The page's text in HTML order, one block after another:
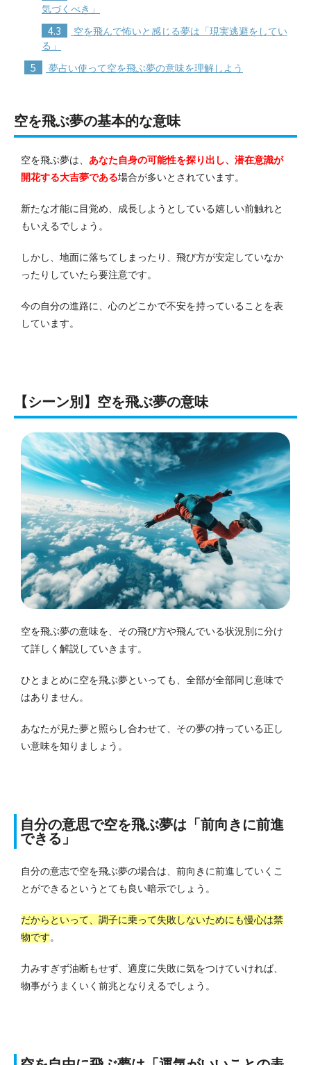
気づくべき」
4.3
空を飛んで怖いと感じる夢は「現実逃避をしてい
る」
5 夢占い使って空を飛ぶ夢の意味を理解しよう
空を飛ぶ夢の基本的な意味
空を飛ぶ夢は、 あなた自身の可能性を探り出し、潜在意識が
開花する大吉夢である場合が多いとされています。
新たな才能に目覚め、成長しようとしている嬉しい前触れと
もいえるでしょう。
しかし、地面に落ちてしまったり、飛び方が安定していなか
ったりしていたら要注意です。
今の自分の進路に、心のどこかで不安を持っていることを表
しています。
【シーン別】空を飛ぶ夢の意味
空を飛ぶ夢の意味を、その飛び方や飛んでいる状況別に分け
て詳しく解説していきます。
ひとまとめに空を飛ぶ夢といっても、全部が全部同じ意味で
はありません。
あなたが見た夢と照らし合わせて、その夢の持っている正し
い意味を知りましょう。
自分の意思で空を飛ぶ夢は「前向きに前進
できる」
自分の意志で空を飛ぶ夢の場合は、前向きに前進していくこ
とができるというとても良い暗示でしょう。
だからといって、調子に乗って失敗しないためにも慢心は禁
物です。
力みすぎず油断もせず、適度に失敗に気をつけていければ、
物事がうまくいく前兆となりえるでしょう。